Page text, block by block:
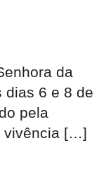
da
dias 6 e 8 de
pela
vivência […]